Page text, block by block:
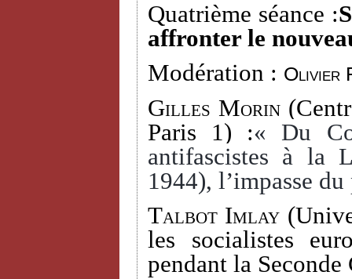
Quatrième séance :
affronter le
Modération : Olivier
Gilles Morin
Paris 1) :« Du
antifascistes à la
1944), l’impasse
Talbot Imlay
les socialistes
pendant la